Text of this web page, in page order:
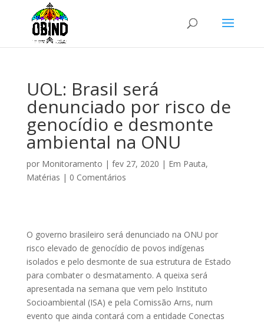
UOL: Brasil será
denunciado por risco de
genocídio e desmonte
ambiental na ONU
por Monitoramento | fev 27, 2020 | Em Pauta,
Matérias | 0 Comentários
O governo brasileiro será denunciado na ONU por
risco elevado de genocídio de povos indígenas
isolados e pelo desmonte de sua estrutura de Estado
para combater o desmatamento. A queixa será
apresentada na semana que vem pelo Instituto
Socioambiental (ISA) e pela Comissão Arns, num
evento que ainda contará com a entidade Conectas